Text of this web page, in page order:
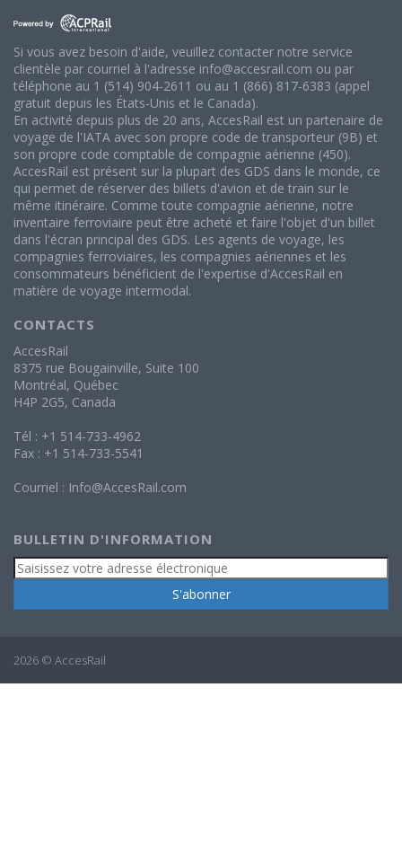
Si vous avez besoin d'aide, veuillez contacter notre service
clientèle par courriel à l'adresse info@accesrail.com ou par
téléphone au 1 (514) 904-2611 ou au 1 (866) 817-6383 (appel
gratuit depuis les États-Unis et le Canada).
En activité depuis plus de 20 ans, AccesRail est un partenaire de
voyage de l'IATA avec son propre code de transporteur (9B) et
son propre code comptable de compagnie aérienne (450).
AccesRail est présent sur la plupart des GDS dans le monde, ce
qui permet de réserver des billets d'avion et de train sur le
même itinéraire. Comme toute compagnie aérienne, notre
inventaire ferroviaire peut être acheté et faire l'objet d'un billet
dans l'écran principal des GDS. Les agents de voyage, les
compagnies ferroviaires, les compagnies aériennes et les
consommateurs bénéficient de l'expertise d'AccesRail en
matière de voyage intermodal.
CONTACTS
AccesRail
8375 rue Bougainville, Suite 100
Montréal, Québec
H4P 2G5, Canada
Tél : +1 514-733-4962
Fax : +1 514-733-5541
Courriel : Info@AccesRail.com
BULLETIN D'INFORMATION
2026 © AccesRail